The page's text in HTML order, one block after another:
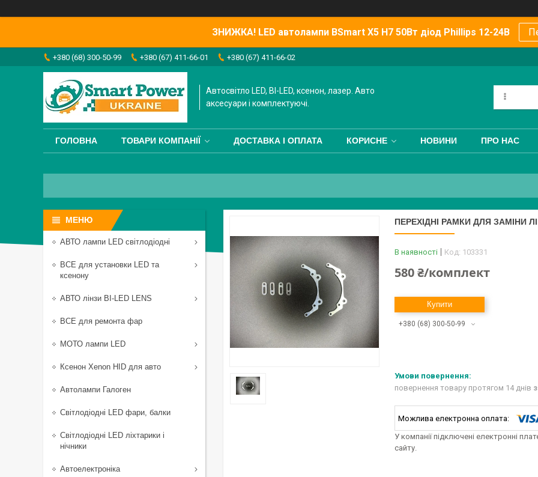
ЗНИЖКА! LED автолампи BSmart X5 H7 50Вт діод Phillips 12-24В
+380 (68) 300-50-99 +380 (67) 411-66-01 +380 (67) 411-66-02
Автосвітло LED, BI-LED, ксенон, лазер. Авто
аксесуари і комплектуючі.
ГОЛОВНА ТОВАРИ КОМПАНІЇ ДОСТАВКА І ОПЛАТА КОРИСНЕ НОВИНИ ПРО НАС
ПЕРЕХІДНІ РАМКИ ДЛЯ ЗАМІНИ
В наявності Код: 103331
580 ₴/комплект
Купити
+380 (68) 300-50-99
повернення товару протягом 14 днів
У компанії підключені електронні
сайту.
АВТО лампи LED світлодіодні
ВСЕ для установки LED та
ксенону
АВТО лінзи BI-LED LENS
ВСЕ для ремонта фар
МОТО лампи LED
Ксенон Xenon HID для авто
Автолампи Галоген
Світлодіодні LED фари, балки
Світлодіодні LED ліхтарики і
нічники
Автоелектроніка